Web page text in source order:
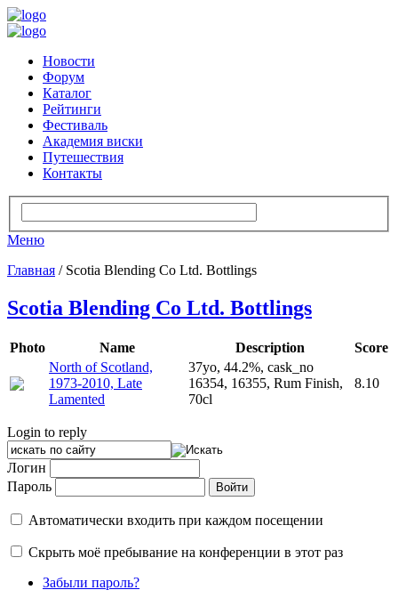
Новости
Форум
Каталог
Рейтинги
Фестиваль
Академия виски
Путешествия
Контакты
Меню
Главная / Scotia Blending Co Ltd. Bottlings
Scotia Blending Co Ltd. Bottlings
Photo Name Description
Score
North of Scotland,
1973-2010, Late
Lamented
37yo, 44.2%, cask_no
16354, 16355, Rum Finish,
70cl
8.10
Login to reply
Логин
Пароль
Автоматически входить при каждом посещении
Скрыть моё пребывание на конференции в этот раз
Забыли пароль?